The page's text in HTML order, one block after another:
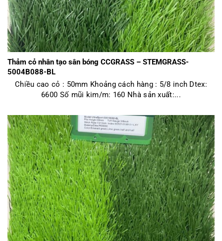
Thảm cỏ nhân tạo sân bóng CCGRASS – STEMGRASS-
5004B088-BL
Chiều cao cỏ : 50mm Khoảng cách hàng : 5/8 inch Dtex:
6600 Số mũi kim/m: 160 Nhà sản xuất:...